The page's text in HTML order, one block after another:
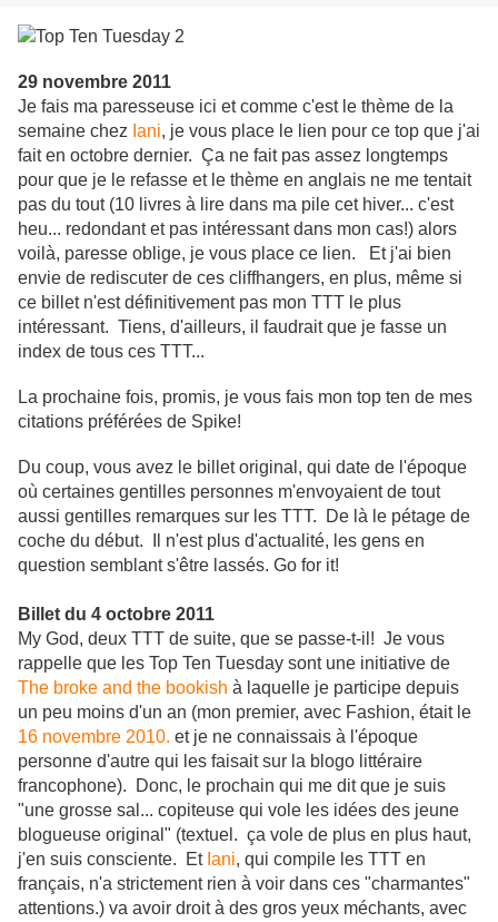
29 novembre 2011
Je fais ma paresseuse ici et comme c'est le thème de la
semaine chez Iani, je vous place le lien pour ce top que j'ai
fait en octobre dernier. Ça ne fait pas assez longtemps
pour que je le refasse et le thème en anglais ne me tentait
pas du tout (10 livres à lire dans ma pile cet hiver... c'est
heu... redondant et pas intéressant dans mon cas!) alors
voilà, paresse oblige, je vous place ce lien. Et j'ai bien
envie de rediscuter de ces cliffhangers, en plus, même si
ce billet n'est définitivement pas mon TTT le plus
intéressant. Tiens, d'ailleurs, il faudrait que je fasse un
index de tous ces TTT...
La prochaine fois, promis, je vous fais mon top ten de mes
citations préférées de Spike!
Du coup, vous avez le billet original, qui date de l'époque
où certaines gentilles personnes m'envoyaient de tout
aussi gentilles remarques sur les TTT. De là le pétage de
coche du début. Il n'est plus d'actualité, les gens en
question semblant s'être lassés. Go for it!
Billet du 4 octobre 2011
My God, deux TTT de suite, que se passe-t-il! Je vous
rappelle que les Top Ten Tuesday sont une initiative de
The broke and the bookish à laquelle je participe depuis
un peu moins d'un an (mon premier, avec Fashion, était le
16 novembre 2010. et je ne connaissais à l'époque
personne d'autre qui les faisait sur la blogo littéraire
francophone). Donc, le prochain qui me dit que je suis
"une grosse sal... copiteuse qui vole les idées des jeune
blogueuse original" (textuel. ça vole de plus en plus haut,
j'en suis consciente. Et Iani, qui compile les TTT en
français, n'a strictement rien à voir dans ces "charmantes"
attentions.) va avoir droit à des gros yeux méchants, avec